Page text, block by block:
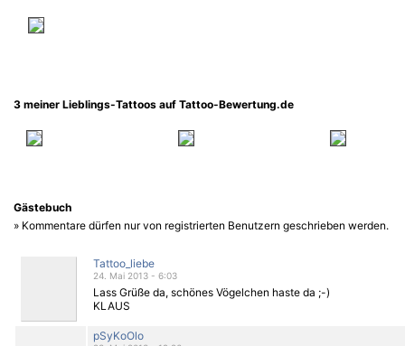
3 meiner Lieblings-Tattoos auf Tattoo-Bewertung.de
Gästebuch
» Kommentare dürfen nur von registrierten Benutzern geschrieben werden.
Tattoo_liebe
24. Mai 2013 - 6:03
Lass Grüße da, schönes Vögelchen haste da ;-)
KLAUS
pSyKoOlo